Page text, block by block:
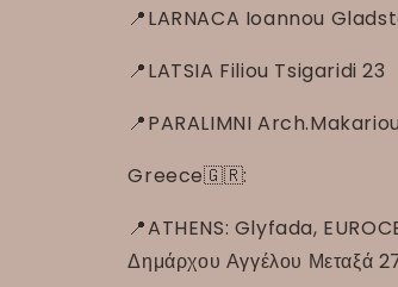
📍LARNACA Ioannou
📍LATSIA Filiou Tsigaridi 23
📍PARALIMNI
Greece🇬🇷:
📍ATHENS: Glyfada,
Δημάρχου Αγγέλου Μεταξά